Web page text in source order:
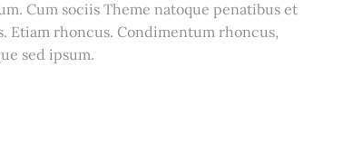
Cum sociis Theme natoque penatibus et
Etiam rhoncus. Condimentum rhoncus,
sed ipsum.